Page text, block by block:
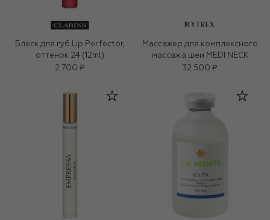
Блеск для губ Lip Perfector,
оттенок 24 (12ml)
2 700 ₽
MYTREX
Массажер для комплексного
массажа шеи MEDI NECK
32 500 ₽